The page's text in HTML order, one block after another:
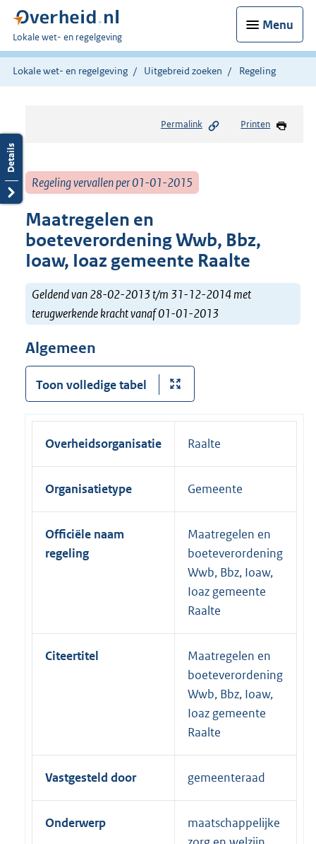
Menu
U
bent
hier:
Lokale wet- en regelgeving
Lokale wet- en regelgeving Uitgebreid zoeken Regeling
Permalink Printen
Regeling vervallen per 01-01-2015
Maatregelen en
boeteverordening Wwb, Bbz,
Ioaw, Ioaz gemeente Raalte
Geldend van 28-02-2013 t/m 31-12-2014 met
terugwerkende kracht vanaf 01-01-2013
Algemeen
Toon volledige tabel
Overheidsorganisatie Raalte
Organisatietype Gemeente
Officiële naam
regeling
Maatregelen en
boeteverordening
Wwb, Bbz, Ioaw,
Ioaz gemeente
Raalte
Citeertitel
Maatregelen en
boeteverordening
Wwb, Bbz, Ioaw,
Ioaz gemeente
Raalte
Vastgesteld door gemeenteraad
Onderwerp
maatschappelijke